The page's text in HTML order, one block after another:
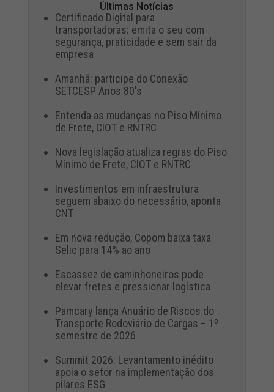
Últimas Notícias
Certificado Digital para
transportadoras: emita o seu com
segurança, praticidade e sem sair da
empresa
Amanhã: participe do Conexão
SETCESP Anos 80's
Entenda as mudanças no Piso Mínimo
de Frete, CIOT e RNTRC
Nova legislação atualiza regras do Piso
Mínimo de Frete, CIOT e RNTRC
Investimentos em infraestrutura
seguem abaixo do necessário, aponta
CNT
Em nova redução, Copom baixa taxa
Selic para 14% ao ano
Escassez de caminhoneiros pode
elevar fretes e pressionar logística
Pamcary lança Anuário de Riscos do
Transporte Rodoviário de Cargas – 1º
semestre de 2026
Summit 2026: Levantamento inédito
apoia o setor na implementação dos
pilares ESG